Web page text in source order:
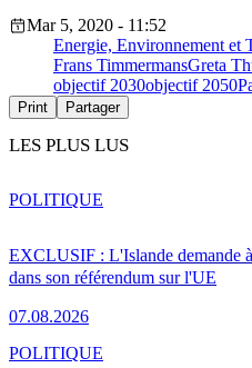
Mar 5, 2020 - 11:52
Energie, Environnement et
Frans TimmermansGreta
objectif 2030objectif 2050
Print Partager
LES PLUS LUS
EXCLUSIF : L'Islande demande
dans son référendum sur l'UE
07.08.2026
POLITIQUE
POLITIQUE